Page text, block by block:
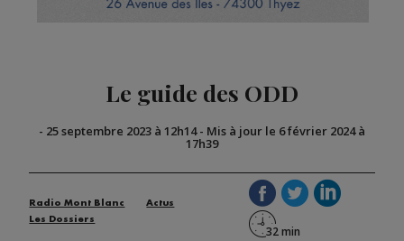
Le guide des ODD
- 25 septembre 2023 à 12h14- Mis à jour le 6 février 2024 à
17h39
Radio Mont Blanc
Actus
Les Dossiers